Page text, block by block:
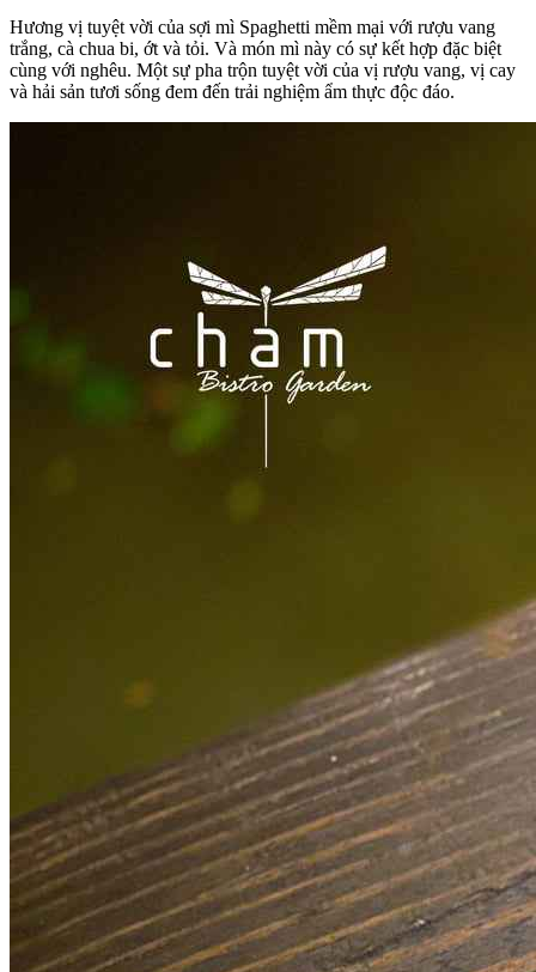
Hương vị tuyệt vời của sợi mì Spaghetti mềm mại với rượu vang
trắng, cà chua bi, ớt và tỏi. Và món mì này có sự kết hợp đặc biệt
cùng với nghêu. Một sự pha trộn tuyệt vời của vị rượu vang, vị cay
và hải sản tươi sống đem đến trải nghiệm ẩm thực độc đáo.